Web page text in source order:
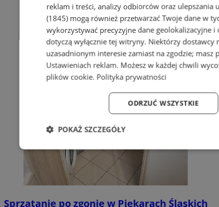
Sprzątanie po zgonie w Piekarach Śląskich
reklam i treści, analizy odbiorców oraz ulepszania
(1845)mogą również przetwarzać Twoje dane w
wykorzystywać precyzyjne dane geolokalizacyjne
dotyczą wyłącznie tej witryny. Niektórzy dostawcy
uzasadnionym interesie zamiast na zgodzie; masz
Ustawieniach reklam. Możesz w każdej chwili
plików cookie. Polityka prywatności
ODRZUĆ WSZYSTKIE
POKAŻ SZCZEGÓŁY
Niezbędne Wydajność Targetowanie